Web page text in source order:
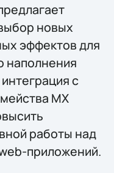
новых
эффектов для
наполнения
с
MX
работы над
приложений.